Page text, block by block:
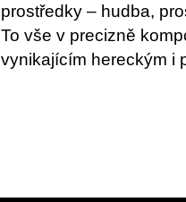
prostředky – hudba,
To vše v precizně
vynikajícím hereckým i